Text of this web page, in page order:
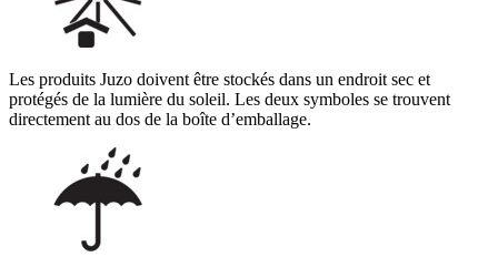
Les produits Juzo doivent être stockés dans un endroit sec et
protégés de la lumière du soleil. Les deux symboles se trouvent
directement au dos de la boîte d’emballage.